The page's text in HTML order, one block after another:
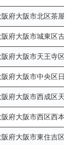
阪府大阪市北区茶
阪府大阪市城東区
阪府大阪市天王寺
阪府大阪市中央区
阪府大阪市西成区
阪府大阪市西区西
阪府大阪市東住吉